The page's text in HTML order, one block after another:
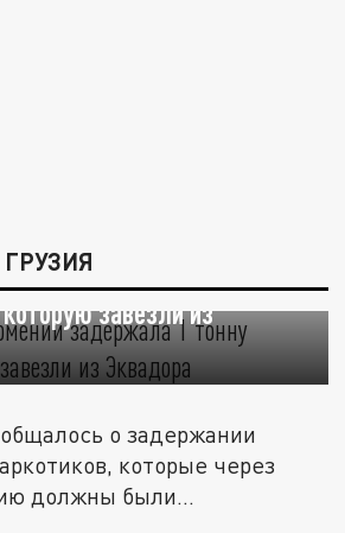
Армении задержала 1
завезли из
о задержании
которые через
должны были...